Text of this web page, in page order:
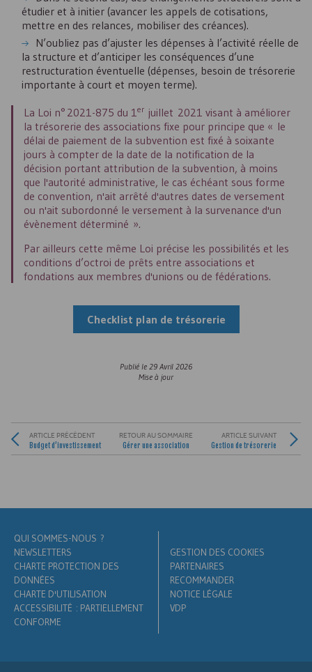
étudier et à initier (avancer les appels de cotisations,
mettre en des relances, mobiliser des créances).
N’oubliez pas d’ajuster les dépenses à l’activité réelle de
la structure et d’anticiper les conséquences d’une
restructuration éventuelle (dépenses, besoin de trésorerie
importante à court et moyen terme).
La Loi n° 2021-875 du 1er juillet 2021 visant à améliorer
la trésorerie des associations fixe pour principe que « le
délai de paiement de la subvention est fixé à soixante
jours à compter de la date de la notification de la
décision portant attribution de la subvention, à moins
que l'autorité administrative, le cas échéant sous forme
de convention, n'ait arrêté d'autres dates de versement
ou n'ait subordonné le versement à la survenance d'un
évènement déterminé ».
Par ailleurs cette même Loi précise les possibilités et les
conditions d’octroi de prêts entre associations et
fondations aux membres d'unions ou de fédérations.
Checklist plan de trésorerie
Publié le 29 Avril 2026
Mise à jour
ARTICLE PRÉCÉDENT
Budget d’investissement
RETOUR AU SOMMAIRE
Gérer une association
ARTICLE SUIVANT
Gestion de trésorerie
QUI SOMMES-NOUS ?
NEWSLETTERS
CHARTE PROTECTION DES
DONNÉES
CHARTE D'UTILISATION
ACCESSIBILITÉ : PARTIELLEMENT
CONFORME
GESTION DES COOKIES
PARTENAIRES
RECOMMANDER
NOTICE LÉGALE
VDP